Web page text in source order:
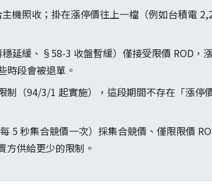
機照收；掛在漲停價往上一檔（例如台積電
延緩、§58-3 收盤暫緩）僅接受限價 ROD，
時段會被退單。
制（94/3/1 起實施），這段期間不存在「漲停
5 秒集合競價一次）採集合競價、僅限限價
方供給更少的限制。